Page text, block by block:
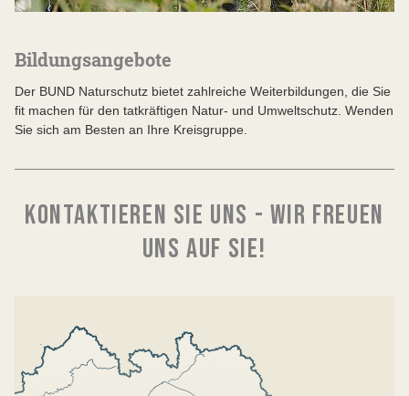
Bildungsangebote
Der BUND Naturschutz bietet zahlreiche Weiterbildungen, die Sie
fit machen für den tatkräftigen Natur- und Umweltschutz. Wenden
Sie sich am Besten an Ihre Kreisgruppe.
KONTAKTIEREN SIE UNS - WIR FREUEN
UNS AUF SIE!